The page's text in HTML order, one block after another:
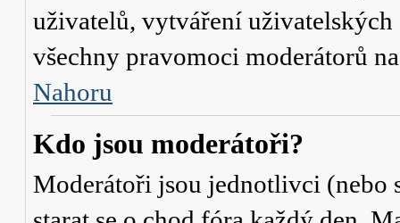
uživatelů, vytváření
všechny pravomoci moderátorů
Nahoru
Kdo jsou moderátoři?
Moderátoři jsou jednotlivci (nebo